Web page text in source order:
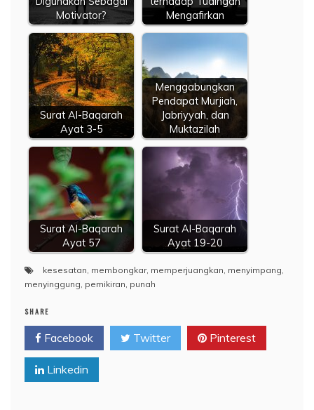
Motivator?
Mengafirkan
Surat Al-Baqarah
Ayat 3-5
Menggabungkan
Pendapat Murjiah,
Jabriyyah, dan
Muktazilah
Surat Al-Baqarah
Ayat 57
Surat Al-Baqarah
Ayat 19-20
kesesatan membongkar, memperjuangkan menyimpang
menyinggung pemikiran punah
SHARE
Facebook Twitter Pinterest
Linkedin